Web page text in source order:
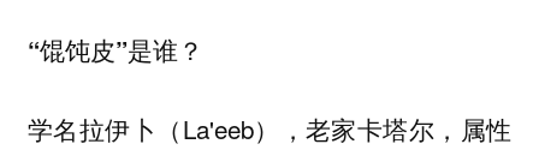
“馄饨皮”是谁？
学名拉伊卜（La'eeb），老家卡塔尔，属性